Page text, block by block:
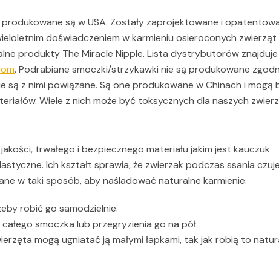
są w USA. Zostały zaprojektowane i
doświadczeniem w karmieniu osieroconych zwierząt
produkty The Miracle Nipple. Lista dystrybutorów znajduje
. Podrabiane smoczki/strzykawki nie są produkowane
z nimi powiązane. Są one produkowane w Chinach i mogą
Wiele z nich może być toksycznych dla naszych
trwałego i bezpiecznego materiału jakim jest kauczuk
Ich kształt sprawia, że zwierzak podczas ssania
w taki sposób, aby naśladować naturalne karmienie.
robić go samodzielnie.
smoczka lub przegryzienia go na pół.
mogą ugniatać ją małymi łapkami, tak jak robią to